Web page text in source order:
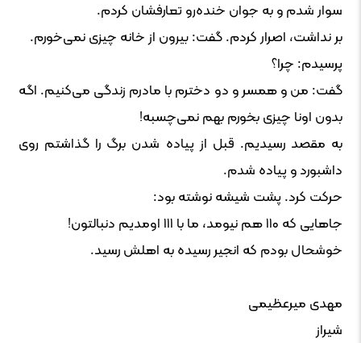
سوار شدم و به جوان خنده‌رو تعارفشان کردم.
بر نداشت، اصرار کردم. گفت: بیرون از خانه چیزی نمی‌خورم.
پرسیدم: چرا؟
گفت: من و همسر و دو دخترم با مادرم زندگی می‌کنیم. اگه
بدون اونا چیزی بخورم بهم نمی‌چسبه!
به مقصد رسیدیم. قبل از پیاده شدن برگ را گذاشتم روی
داشبورد و پیاده شدم.
حرکت کرد. پشت شیشه نوشته بود:
جاهایی که ۱۱۰ هم نیومد، ما با ۱۱۱ اومدیم دنبالتون!
خوشحال بودم که انجیر رسیده به اهلش رسید.
مهدی میرعظیمی
شیراز